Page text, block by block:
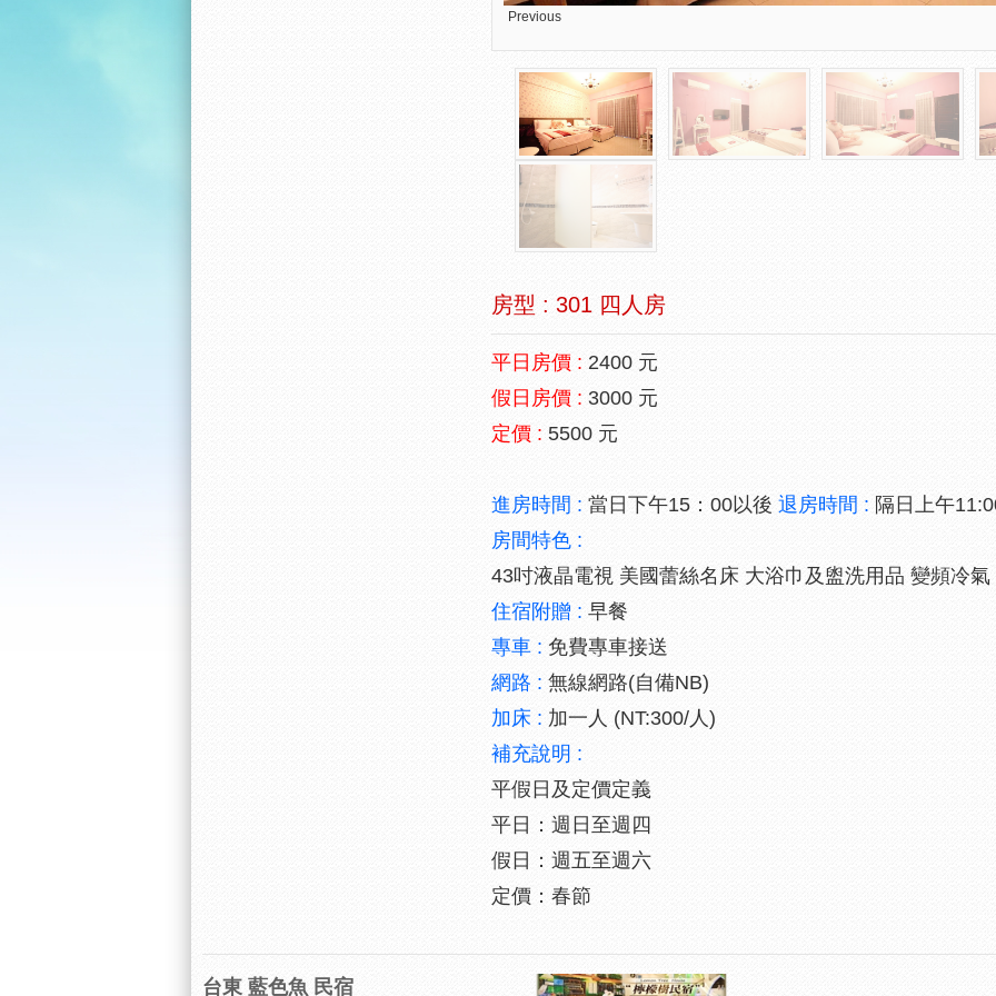
Previous
房型 : 301 四人房
平日房價 : 2400 元
假日房價 : 3000 元
定價 : 5500 元
進房時間 : 當日下午15：00以後 退房時間 : 隔日上午
房間特色 :
43吋液晶電視 美國蕾絲名床 大浴巾及盥洗用品 變頻冷氣
住宿附贈 : 早餐
專車 : 免費專車接送
網路 : 無線網路(自備NB)
加床 : 加一人 (NT:300/人)
補充說明 :
平假日及定價定義
平日：週日至週四
假日：週五至週六
定價：春節
台東 藍色魚 民宿